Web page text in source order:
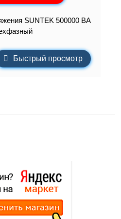
SUNTEK 500000 ВА
Быстрый просмотр